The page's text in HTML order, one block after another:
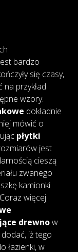
bardzo
się czasy,
na przykład
wzory.
dokładnie
mówić o
płytki
jest
cieszą
zwanego
kamionki
więcej
drewnow
iż tego
łazienki, w